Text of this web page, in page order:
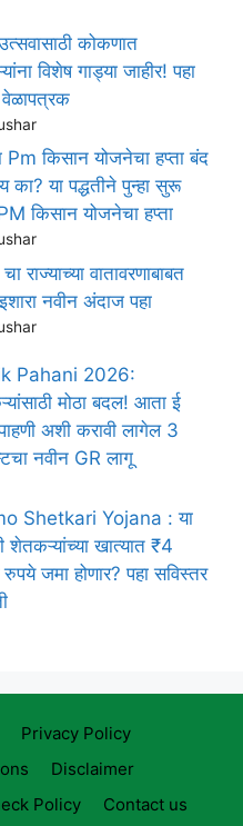
कोकणात
विशेष गाड्या जाहीर! पहा
वेळापत्रक
Pm किसान योजनेचा हप्ता बंद
का? या पद्धतीने पुन्हा सुरू
किसान योजनेचा हप्ता
राज्याच्या वातावरणाबाबत
नवीन अंदाज पहा
Pahani 2026:
मोठा बदल! आता ई
अशी करावी लागेल 3
नवीन GR लागू
Shetkari Yojana : या
शेतकऱ्यांच्या खात्यात ₹4
जमा होणार? पहा सविस्तर
Privacy Policy
Disclaimer
Policy Contact us